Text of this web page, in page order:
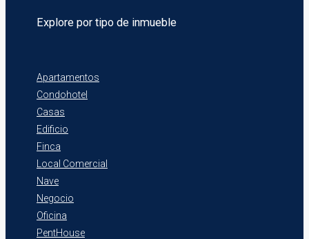
Explore por tipo de inmueble
Apartamentos
Condohotel
Casas
Edificio
Finca
Local Comercial
Nave
Negocio
Oficina
PentHouse